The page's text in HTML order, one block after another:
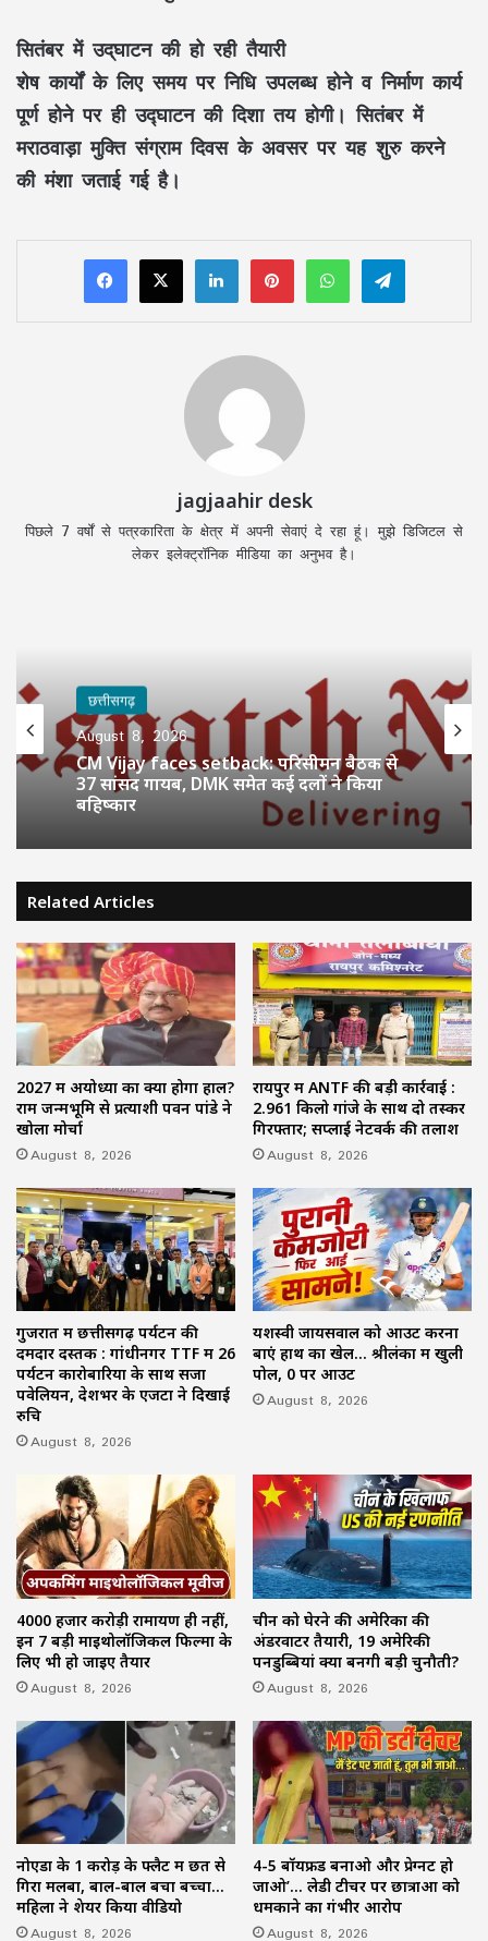
सितंबर में उद्‌घाटन की हो रही तैयारी
शेष कार्यों के लिए समय पर निधि उपलब्ध होने व निर्माण कार्य
पूर्ण होने पर ही उद्घाटन की दिशा तय होगी। सितंबर में
मराठवाड़ा मुक्ति संग्राम दिवस के अवसर पर यह शुरु करने
की मंशा जताई गई है।
LinkedInPinterestWhatsAppTelegram
jagjaahir desk
पिछले 7 वर्षों से पत्रकारिता के क्षेत्र में अपनी सेवाएं दे रहा हूं। मुझे डिजिटल से
लेकर इलेक्ट्रॉनिक मीडिया का अनुभव है।
छत्तीसगढ़
August 8, 2026
CM Vijay faces setback: परिसीमन बैठक से
37 सांसद गायब, DMK समेत कई दलों ने किया
बहिष्कार
Related Articles
2027 में अयोध्या का क्या होगा हाल?
राम जन्मभूमि से प्रत्याशी पवन पांडे ने
खोला मोर्चा
August 8, 2026
रायपुर में ANTF की बड़ी कार्रवाई :
2.961 किलो गांजे के साथ दो तस्कर
गिरफ्तार; सप्लाई नेटवर्क की तलाश
August 8, 2026
गुजरात में छत्तीसगढ़ पर्यटन की
दमदार दस्तक : गांधीनगर TTF में 26
पर्यटन कारोबारियों के साथ सजा
पवेलियन, देशभर के एजेंटों ने दिखाई
रुचि
August 8, 2026
यशस्वी जायसवाल को आउट करना
बाएं हाथ का खेल… श्रीलंका में खुली
पोल, 0 पर आउट
August 8, 2026
4000 हजार करोड़ी रामायण ही नहीं,
इन 7 बड़ी माइथोलॉजिकल फिल्मों के
लिए भी हो जाइए तैयार
August 8, 2026
चीन को घेरने की अमेरिका की
अंडरवाटर तैयारी, 19 अमेरिकी
पनडुब्बियां क्यों बनेंगी बड़ी चुनौती?
August 8, 2026
नोएडा के 1 करोड़ के फ्लैट में छत से
गिरा मलबा, बाल-बाल बचा बच्चा…
महिला ने शेयर किया वीडियो
August 8, 2026
4-5 बॉयफ्रेंड बनाओ और प्रेग्नेंट हो
जाओ’… लेडी टीचर पर छात्राओं को
धमकाने का गंभीर आरोप
August 8, 2026